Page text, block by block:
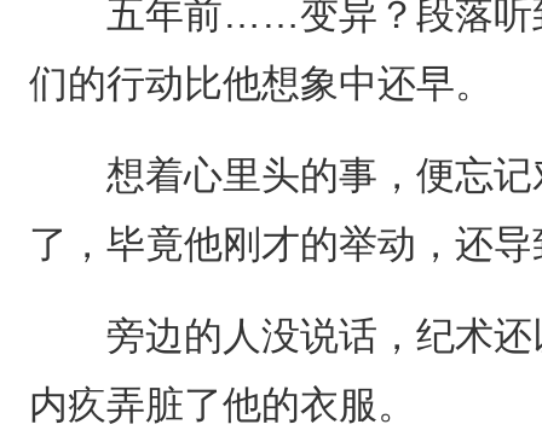
五年前……变异？段落听
们的行动比他想象中还早。
想着心里头的事，便忘记
了，毕竟他刚才的举动，还
旁边的人没说话，纪术还
内疚弄脏了他的衣服。